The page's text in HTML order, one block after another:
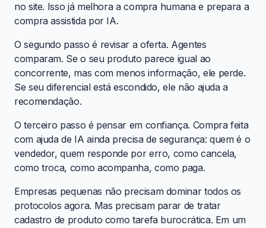
no site. Isso já melhora a compra humana e prepara a
compra assistida por IA.
O segundo passo é revisar a oferta. Agentes
comparam. Se o seu produto parece igual ao
concorrente, mas com menos informação, ele perde.
Se seu diferencial está escondido, ele não ajuda a
recomendação.
O terceiro passo é pensar em confiança. Compra feita
com ajuda de IA ainda precisa de segurança: quem é o
vendedor, quem responde por erro, como cancela,
como troca, como acompanha, como paga.
Empresas pequenas não precisam dominar todos os
protocolos agora. Mas precisam parar de tratar
cadastro de produto como tarefa burocrática. Em um